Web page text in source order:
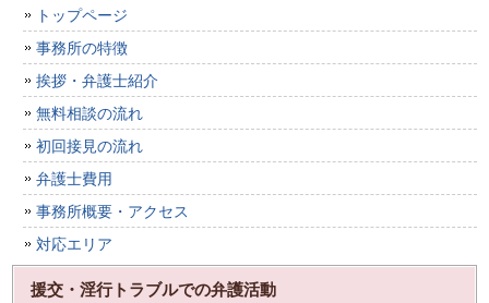
トップページ
事務所の特徴
挨拶・弁護士紹介
無料相談の流れ
初回接見の流れ
弁護士費用
事務所概要・アクセス
対応エリア
援交・淫行トラブルでの弁護活動